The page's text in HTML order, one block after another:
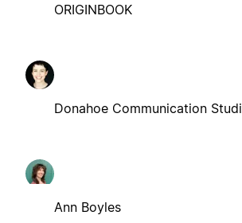
ORIGINBOOK
Donahoe Communication
Ann Boyles